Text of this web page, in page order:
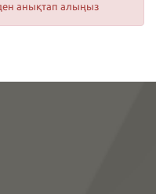
анықтап алыңыз